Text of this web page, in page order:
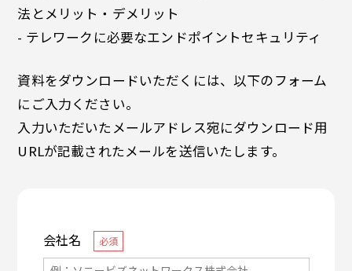
法とメリット・デメリット
- テレワークに必要なエンドポイントセキュリティ
資料をダウンロードいただくには、以下のフォーム
にご入力ください。
入力いただいたメールアドレス宛にダウンロード用
URLが記載されたメールを送信いたします。